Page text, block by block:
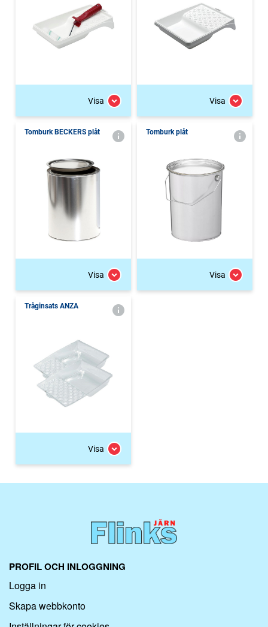
Visa Visa
Tomburk BECKERS plåt
Visa
Tomburk plåt
Visa
Tråginsats ANZA
Visa
PROFIL OCH INLOGGNING
Logga in
Skapa webbkonto